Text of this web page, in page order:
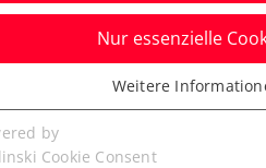
mit
Nur essenzielle
Cookies werden für
benötigt. Dadurch ist
Weitere
by
Cookie Consent